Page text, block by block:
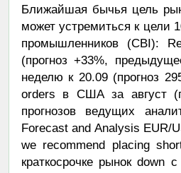
Ближайшая бычья цель
может устремиться к цели
промышленников (CBI):
(прогноз +33%,
неделю к 20.09 (прогноз
orders в США за август
прогнозов ведущих
Forecast and Analysis EUR/
we recommend placing
краткосрочке рынок